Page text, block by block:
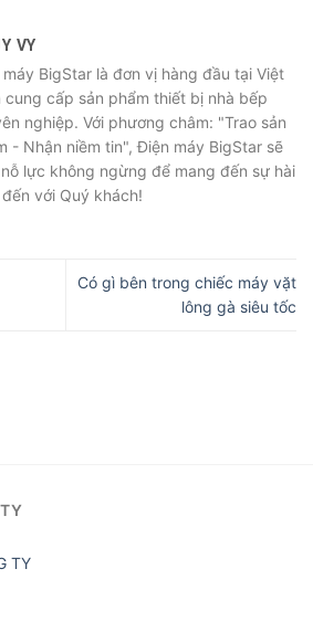
VY
BigStar là đơn vị hàng đầu tại Việt
cung cấp sản phẩm thiết bị nhà bếp
nghiệp. Với phương châm: "Trao sản
- Nhận niềm tin", Điện máy BigStar sẽ
lực không ngừng để mang đến sự hài
với Quý khách!
Có gì bên trong chiếc máy vặt
lông gà siêu tốc
TY